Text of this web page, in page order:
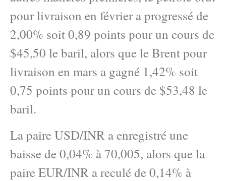
pour livraison en février a progressé de
2,00% soit 0,89 points pour un cours de
$45,50 le baril, alors que le Brent pour
livraison en mars a gagné 1,42% soit
0,75 points pour un cours de $53,48 le
baril.
La paire USD/INR a enregistré une
baisse de 0,04% à 70,005, alors que la
paire EUR/INR a reculé de 0,14% à